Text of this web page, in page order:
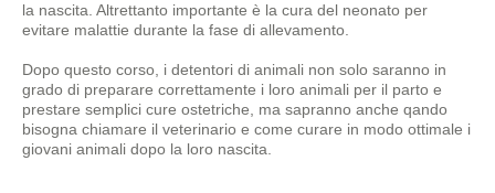
la nascita. Altrettanto importante è la cura del neonato per
evitare malattie durante la fase di allevamento.
Dopo questo corso, i detentori di animali non solo saranno in
grado di preparare correttamente i loro animali per il parto e
prestare semplici cure ostetriche, ma sapranno anche qando
bisogna chiamare il veterinario e come curare in modo ottimale i
giovani animali dopo la loro nascita.